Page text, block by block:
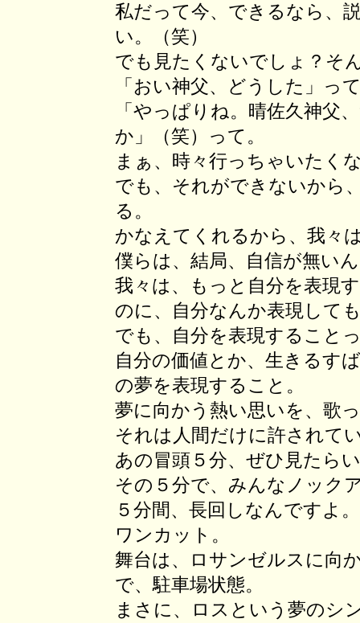
私だって今、できるなら、
い。（笑）
でも見たくないでしょ？そ
「おい神父、どうした」っ
「やっぱりね。晴佐久神父
か」（笑）って。
まぁ、時々行っちゃいたく
でも、それができないから
る。
かなえてくれるから、我々
僕らは、結局、自信が無い
我々は、もっと自分を表現
のに、自分なんか表現して
でも、自分を表現すること
自分の価値とか、生きるす
の夢を表現すること。
夢に向かう熱い思いを、歌
それは人間だけに許されて
あの冒頭５分、ぜひ見たら
その５分で、みんなノック
５分間、長回しなんですよ。
ワンカット。
舞台は、ロサンゼルスに向
で、駐車場状態。
まさに、ロスという夢のシ